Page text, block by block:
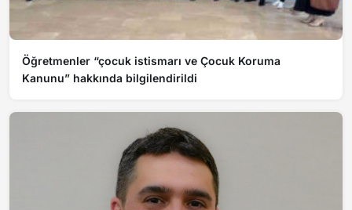
Öğretmenler “çocuk istismarı ve Çocuk Koruma
Kanunu” hakkında bilgilendirildi